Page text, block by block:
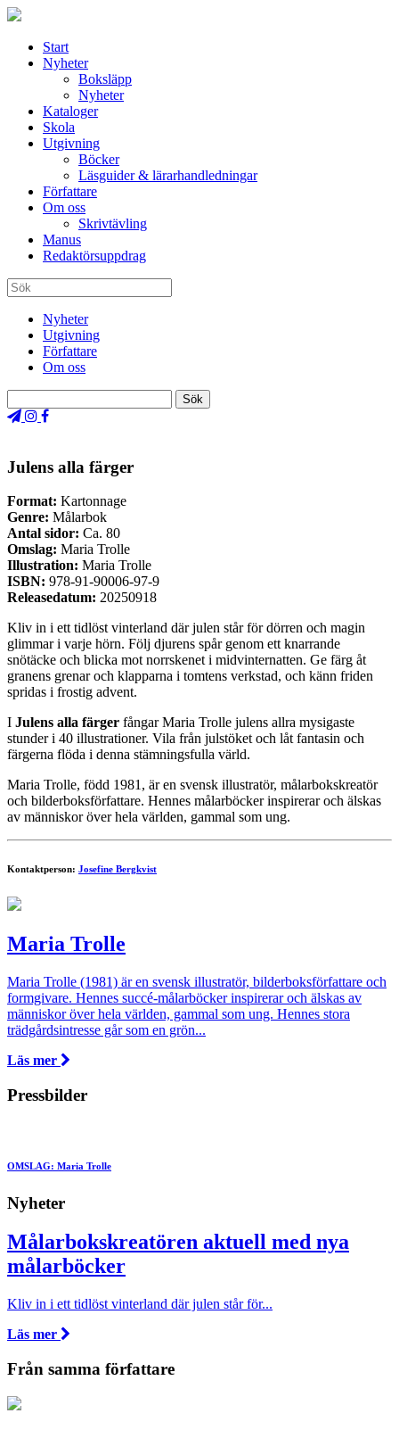
Start
Nyheter
Boksläpp
Nyheter
Kataloger
Skola
Utgivning
Böcker
Läsguider & lärarhandledningar
Författare
Om oss
Skrivtävling
Manus
Redaktörsuppdrag
Nyheter
Utgivning
Författare
Om oss
Julens alla färger
Format: Kartonnage
Genre: Målarbok
Antal sidor: Ca. 80
Omslag: Maria Trolle
Illustration: Maria Trolle
ISBN: 978-91-90006-97-9
Releasedatum: 20250918
Kliv in i ett tidlöst vinterland där julen står för dörren och magin
glimmar i varje hörn. Följ djurens spår genom ett knarrande
snötäcke och blicka mot norrskenet i midvinternatten. Ge färg åt
granens grenar och klapparna i tomtens verkstad, och känn friden
spridas i frostig advent.
I Julens alla färger fångar Maria Trolle julens allra mysigaste
stunder i 40 illustrationer. Vila från julstöket och låt fantasin och
färgerna flöda i denna stämningsfulla värld.
Maria Trolle, född 1981, är en svensk illustratör, målarbokskreatör
och bilderboksförfattare. Hennes målarböcker inspirerar och älskas
av människor över hela världen, gammal som ung.
Kontaktperson: Josefine Bergkvist
Maria Trolle
Maria Trolle (1981) är en svensk illustratör, bilderboksförfattare och
formgivare. Hennes succé-målarböcker inspirerar och älskas av
människor över hela världen, gammal som ung. Hennes stora
trädgårdsintresse går som en grön...
Läs mer
Pressbilder
OMSLAG: Maria Trolle
Nyheter
Målarbokskreatören aktuell med nya
målarböcker
Kliv in i ett tidlöst vinterland där julen står för...
Läs mer
Från samma författare